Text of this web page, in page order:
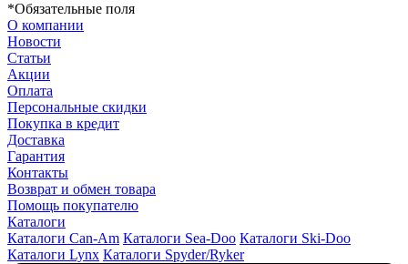
*Обязательные поля
О компании
Новости
Статьи
Акции
Оплата
Персональные скидки
Покупка в кредит
Доставка
Гарантия
Контакты
Возврат и обмен товара
Помощь покупателю
Каталоги
Каталоги Can-Am Каталоги Sea-Doo Каталоги Ski-Doo
Каталоги Lynx Каталоги Spyder/Ryker